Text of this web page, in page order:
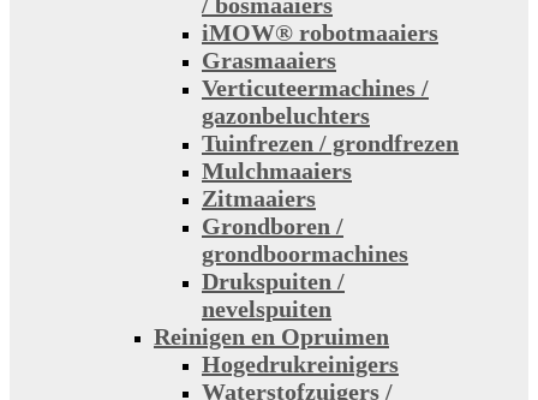
iMOW® robotmaaiers
Grasmaaiers
Verticuteermachines /
gazonbeluchters
Tuinfrezen / grondfrezen
Mulchmaaiers
Zitmaaiers
Grondboren /
grondboormachines
Drukspuiten /
nevelspuiten
Reinigen en Opruimen
Hogedrukreinigers
Waterstofzuigers /